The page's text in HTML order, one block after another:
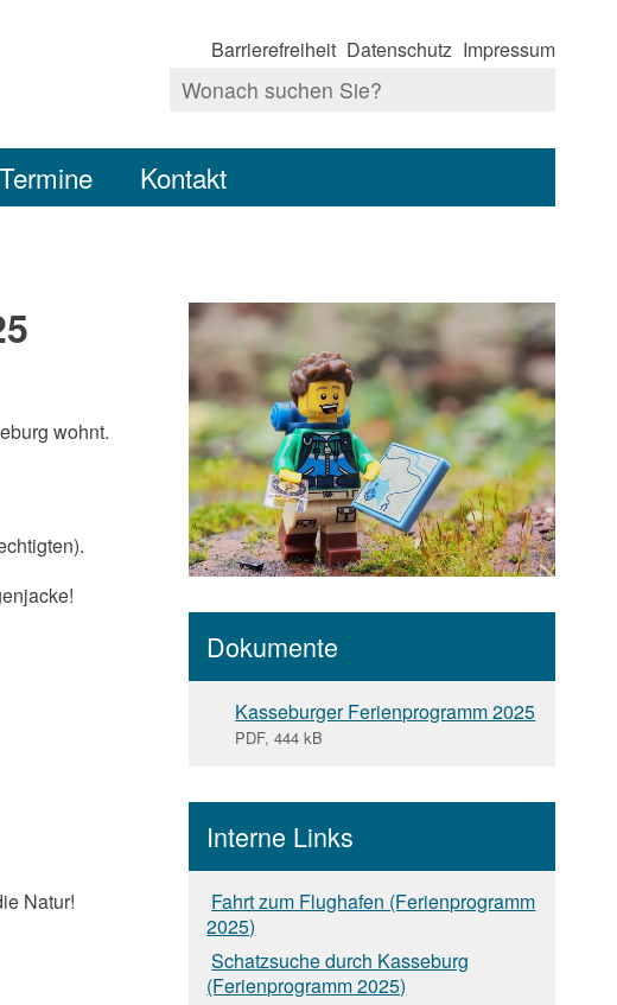
Barrierefreiheit Datenschutz Impressum
Termine Kontakt
wohnt.
Natur!
Dokumente
Kasseburger Ferienprogramm 2025
PDF, 444 kB
Interne Links
Fahrt zum Flughafen (Ferienprogramm
2025)
Schatzsuche durch Kasseburg
(Ferienprogramm 2025)